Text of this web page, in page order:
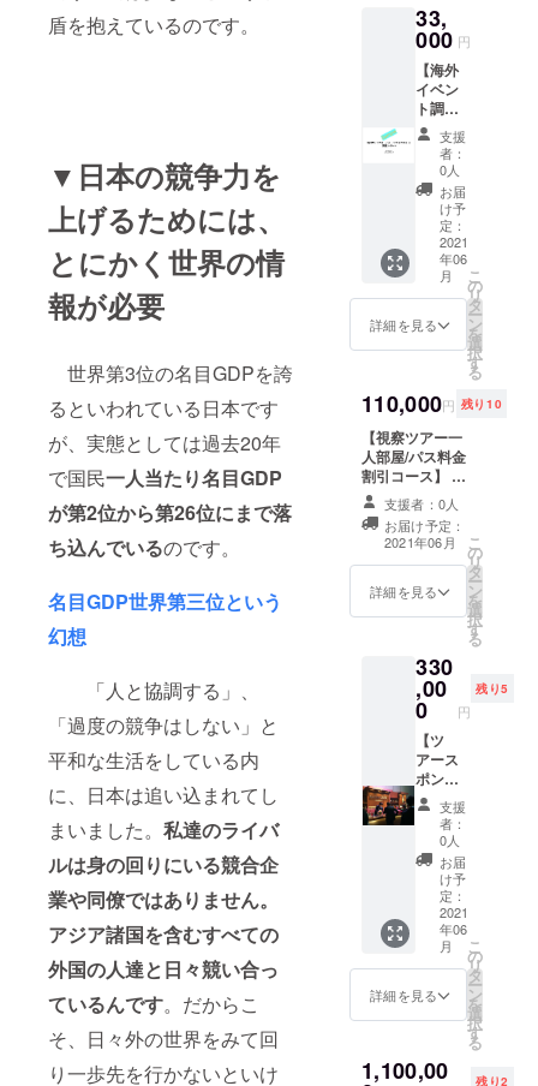
盾を抱えているのです。
▼日本の競争力を
上げるためには、
とにかく世界の情
報が必要
世界第3位の名目GDPを誇
るといわれている日本です
が、実態としては過去20年
で国民一人当たり名目GDP
が第2位から第26位にまで落
ち込んでいるのです。
名目GDP世界第三位という
幻想
「人と協調する」、
「過度の競争はしない」と
平和な生活をしている内
に、日本は追い込まれてし
まいました。 私達のライバ
ルは身の回りにいる競合企
業や同僚ではありません。
アジア諸国を含むすべての
外国の人達と日々競い合っ
ているんです。だからこ
そ、日々外の世界をみて回
り一歩先を行かないといけ
されるレポート
です。 ※配布
は、視察ツアー
が実施された後
となりますので
ご了承くださ
い。 ※視察ツ
アーは2021年に
実施予定です。
加における事前
調査サポートを
ご提供します。
（1回） ※2021
年に開催される
イベントに対し
ての調査となり
ます。 ※貴社の
事業、キーワー
ド等を元に、参
加メリットの大
きいイベントを
ご提案します ※
提出は、イベン
トの開催時期に
お時間をいただ
く事もございま
察ツアー開催後
の「事後報告
会」にご招待い
たします。 ※事
後報告会は、視
察ツアー実施後
に招待制で開催
されます。カン
ファレンスで発
ハイライトや参
加者の体験か
つ情報をご提供
します。 ※視察
ツアーは2021年
に実施予定で
33,
000 円
【海外
イベン
ト調査
レポー
トサン
プル
コー
ス】 当
コース
では、
弊社で
提供し
ている
海外イ
ベント
の事前
ンサル
の調査
レポー
トをご
提供し
1. サン
クス
メール
2. 海外
イベン
調査サ
ポート
をご提
供しま
す。（1
回）
※2021
年に開
催され
るイベ
ントに
対して
の調査
となり
ます。
※調査レ
ポート
は、主
の解釈
支援
者：
0人
お届
け予
定：
2021
年06
月
詳細を見る
こ
の
リ
タ
ー
ン
を
選
択
す
る
110,000円 残り10
【視察ツアー一
人部屋/パス料金
割引コース】 弊
社が企画する海
外イベント視察
ツアー参加時
に、ホテルのお
部屋のアップグ
レード、または
いただきます。
1. サンクスメー
参加時の有料カ
ンファレンスパ
ス料金を一部負
担（上限7万円、
一回限り）
※2021年に開催
されるイベント
に対しての補助
となります。 ※
無料のビジター
パスが設定され
ていないカン
ファレンスで、
ツアー料金にパ
ス代を含んでい
は、弊社ツアー
支援者：0人
お届け予定：
2021年06月
詳細を見る
こ
の
リ
タ
ー
ン
を
選
択
す
る
330
,00
0 円
残り5
【ツ
アース
ポン
サー
コー
ス】 弊
社企画
の視察
ツアー
は、参
加者に
会場訪
問以外
の様々
なバ
リュー
しま
支援
者：
0人
お届
け予
定：
2021
年06
月
詳細を見る
こ
の
リ
タ
ー
ン
を
選
択
す
る
1,100,00 残り2